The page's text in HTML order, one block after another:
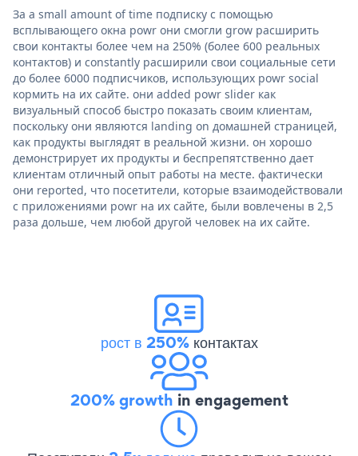
За a small amount of time подписку с помощью
всплывающего окна powr они смогли grow расширить
свои контакты более чем на 250% (более 600 реальных
контактов) и constantly расширили свои социальные сети
до более 6000 подписчиков, использующих powr social
кормить на их сайте. они added powr slider как
визуальный способ быстро показать своим клиентам,
поскольку они являются landing on домашней страницей,
как продукты выглядят в реальной жизни. он хорошо
демонстрирует их продукты и беспрепятственно дает
клиентам отличный опыт работы на месте. фактически
они reported, что посетители, которые взаимодействовали
с приложениями powr на их сайте, были вовлечены в 2,5
раза дольше, чем любой другой человек на их сайте.
рост в 250%контактах
200% growth in engagement